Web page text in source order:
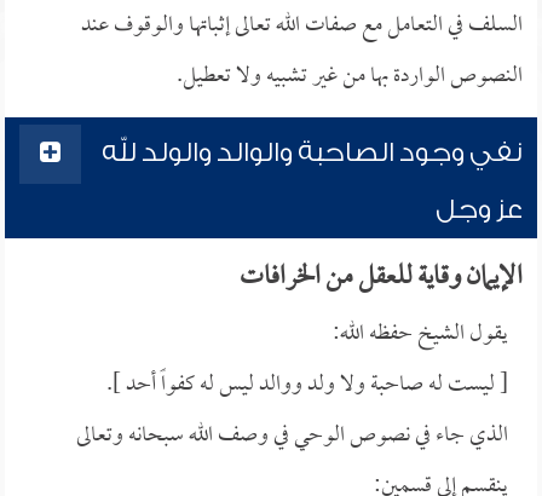
السلف في التعامل مع صفات الله تعالى إثباتها والوقوف عند
النصوص الواردة بها من غير تشبيه ولا تعطيل.
نفي وجود الصاحبة والوالد والولد لله
عز وجل
الإيمان وقاية للعقل من الخرافات
يقول الشيخ حفظه الله:
[ ليست له صاحبة ولا ولد ووالد ليس له كفواً أحد ].
الذي جاء في نصوص الوحي في وصف الله سبحانه وتعالى